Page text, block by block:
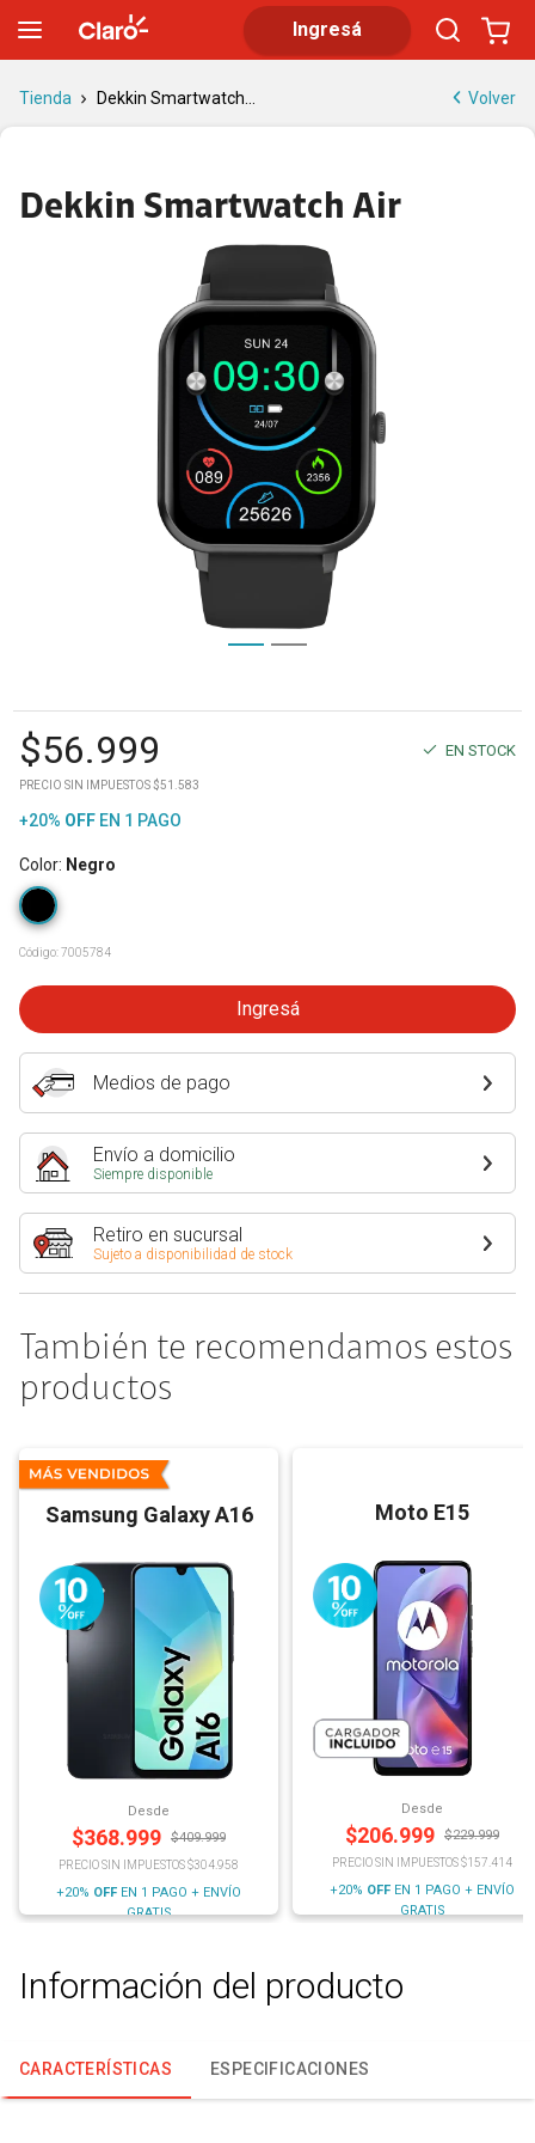
Ingresá
Tienda Dekkin Smartwatch... Volver
Dekkin Smartwatch Air
$56.999 EN STOCK
PRECIO SIN IMPUESTOS $51.583
+20% OFF EN 1 PAGO
Color: Negro
Código:7005784
Ingresá
Medios de pago
Envío a domicilio
Siempre disponible
Retiro en sucursal
Sujeto a disponibilidad de stock
También te recomendamos estos
productos
Samsung Galaxy A16
Desde
$368.999 $409.999
PRECIO SIN IMPUESTOS $304.958
+20% OFF EN 1 PAGO + ENVÍO
GRATIS
Moto E15
Desde
$206.999 $229.999
PRECIO SIN IMPUESTOS $157.414
+20% OFF EN 1 PAGO + ENVÍO
GRATIS
Información del producto
CARACTERÍSTICAS ESPECIFICACIONES
Dekkin Smartwatch Air | Tienda Claro